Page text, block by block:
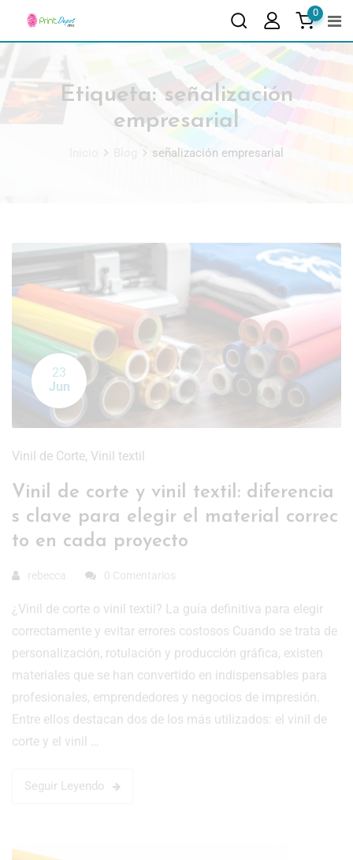
0
Etiqueta: señalización
empresarial
señalización empresarial
23
Jun
Vinil de Corte, Vinil textil
Vinil de corte y vinil textil: diferencia
s clave para elegir el material correc
to en cada proyecto
rebecca 0 Comentarios
¿Vinil de corte o vinil textil? La guía definitiva para elegir
correctamente y evitar errores costosos Cuando se trata de
personalización, rotulación y producción gráfica, existen
materiales que se han convertido en indispensables para
profesionales, emprendedores y negocios de impresión.
Entre ellos destacan dos de los más utilizados: el vinil de
corte y el vinil …
Seguir Leyendo